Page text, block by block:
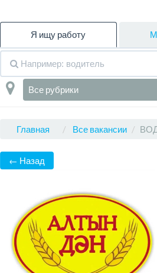
Я ищу работу
Все рубрики
Главная Все вакансии
← Назад